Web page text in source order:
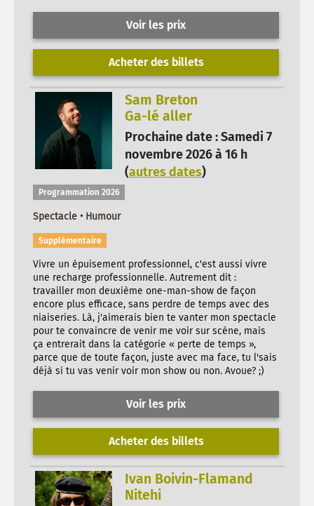
Voir les prix
Acheter des billets
Sam Breton
Ga-lé aller
Prochaine date : Samedi 7
novembre 2026 à 16 h
(autres dates)
Programmation 2026
Spectacle • Humour
Supplémentaire
Vivre un épuisement professionnel, c'est aussi vivre
une recharge professionnelle. Autrement dit :
travailler mon deuxième one-man-show de façon
encore plus efficace, sans perdre de temps avec des
niaiseries. Là, j'aimerais bien te vanter mon spectacle
pour te convaincre de venir me voir sur scène, mais
ça entrerait dans la catégorie « perte de temps »,
parce que de toute façon, juste avec ma face, tu l'sais
déjà si tu vas venir voir mon show ou non. Avoue? ;)
Voir les prix
Acheter des billets
Ivan Boivin-Flamand
Nitehi